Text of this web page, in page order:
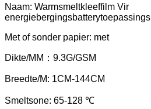
Naam: Warmsmeltkleeffilm Vir
energiebergingsbatterytoepassings
Met of sonder papier: met
Dikte/MM：9.3G/GSM
Breedte/M: 1CM-144CM
Smeltsone: 65-128 ℃